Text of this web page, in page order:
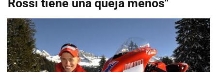
Rossi tiene una queja menos"